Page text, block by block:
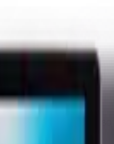
8GB 128GB SSD 1920*1080